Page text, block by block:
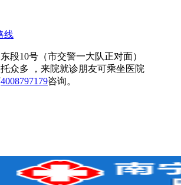
线
段10号（市交警一大队正对面）
众多 ，来院就诊朋友可乘坐医院
4008797179咨询。